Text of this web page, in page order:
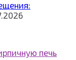
печь